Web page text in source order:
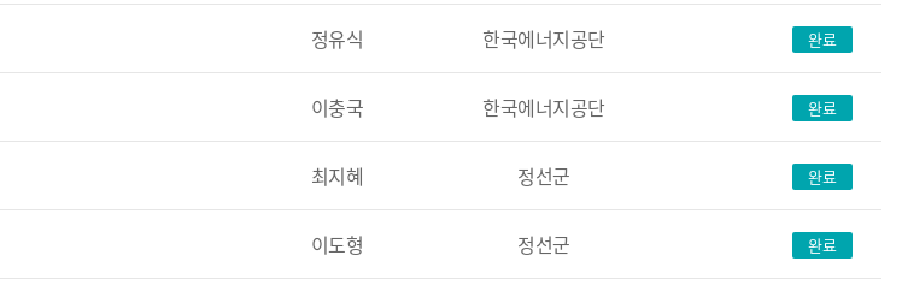
정유식 한국에너지공단 완료
이충국 한국에너지공단 완료
최지혜 정선군 완료
이도형 정선군 완료